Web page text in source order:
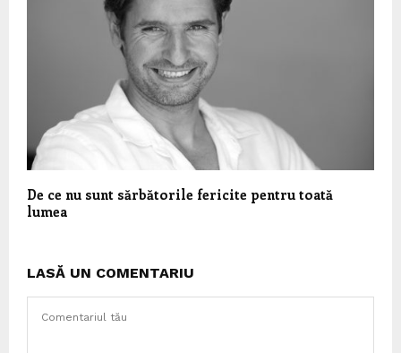
De ce nu sunt sărbătorile fericite pentru toată
lumea
LASĂ UN COMENTARIU